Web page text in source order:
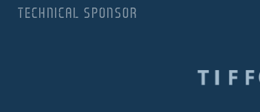
TECHNICAL SPONSOR